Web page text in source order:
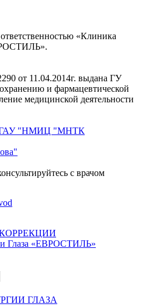
«Клиника
от 11.04.2014г. выдана ГУ
и фармацевтической
медицинской деятельности
ФГАУ "НМИЦ "МНТК
с врачом
ГЛАЗА